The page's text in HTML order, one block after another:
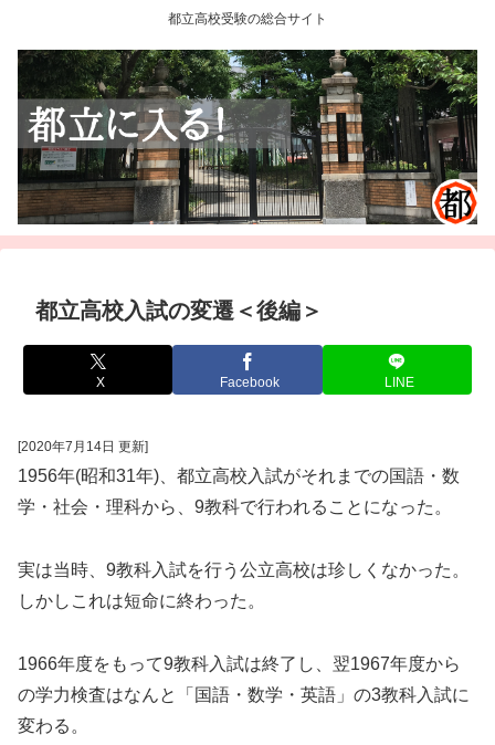
都立高校受験の総合サイト
都立高校入試の変遷＜後編＞
X Facebook LINE
[2020年7月14日 更新]
1956年(昭和31年)、都立高校入試がそれまでの国語・数
学・社会・理科から、9教科で行われることになった。
実は当時、9教科入試を行う公立高校は珍しくなかった。
しかしこれは短命に終わった。
1966年度をもって9教科入試は終了し、翌1967年度から
の学力検査はなんと「国語・数学・英語」の3教科入試に
変わる。